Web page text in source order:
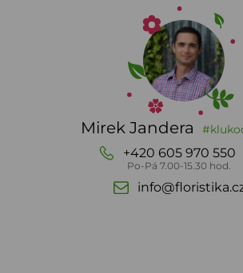
Mirek Jandera
+420 605 970 550
Po-Pá 7.00-15.30 hod.